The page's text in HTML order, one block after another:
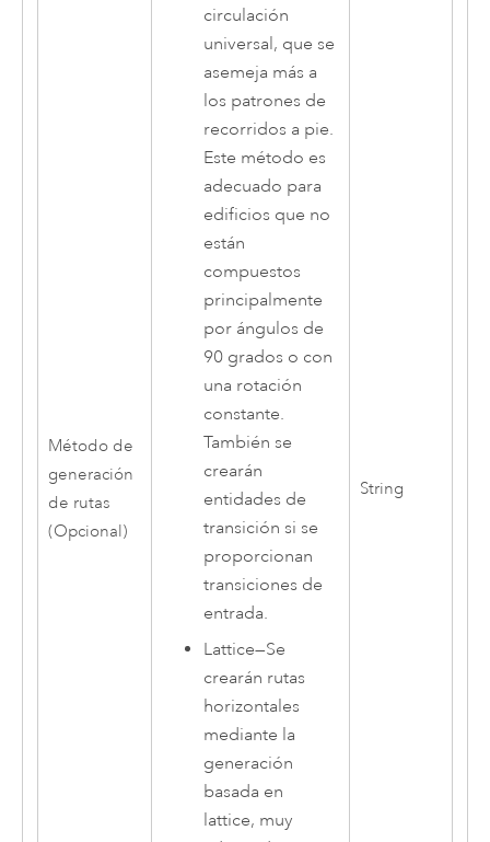
Método de
generación
de rutas
(Opcional)
circulación
universal, que se
asemeja más a
los patrones de
recorridos a pie.
Este método es
adecuado para
edificios que no
están
compuestos
principalmente
por ángulos de
90 grados o con
una rotación
constante.
También se
crearán
entidades de
transición si se
proporcionan
transiciones de
entrada.
Lattice—Se
crearán rutas
horizontales
mediante la
generación
basada en
lattice, muy
String